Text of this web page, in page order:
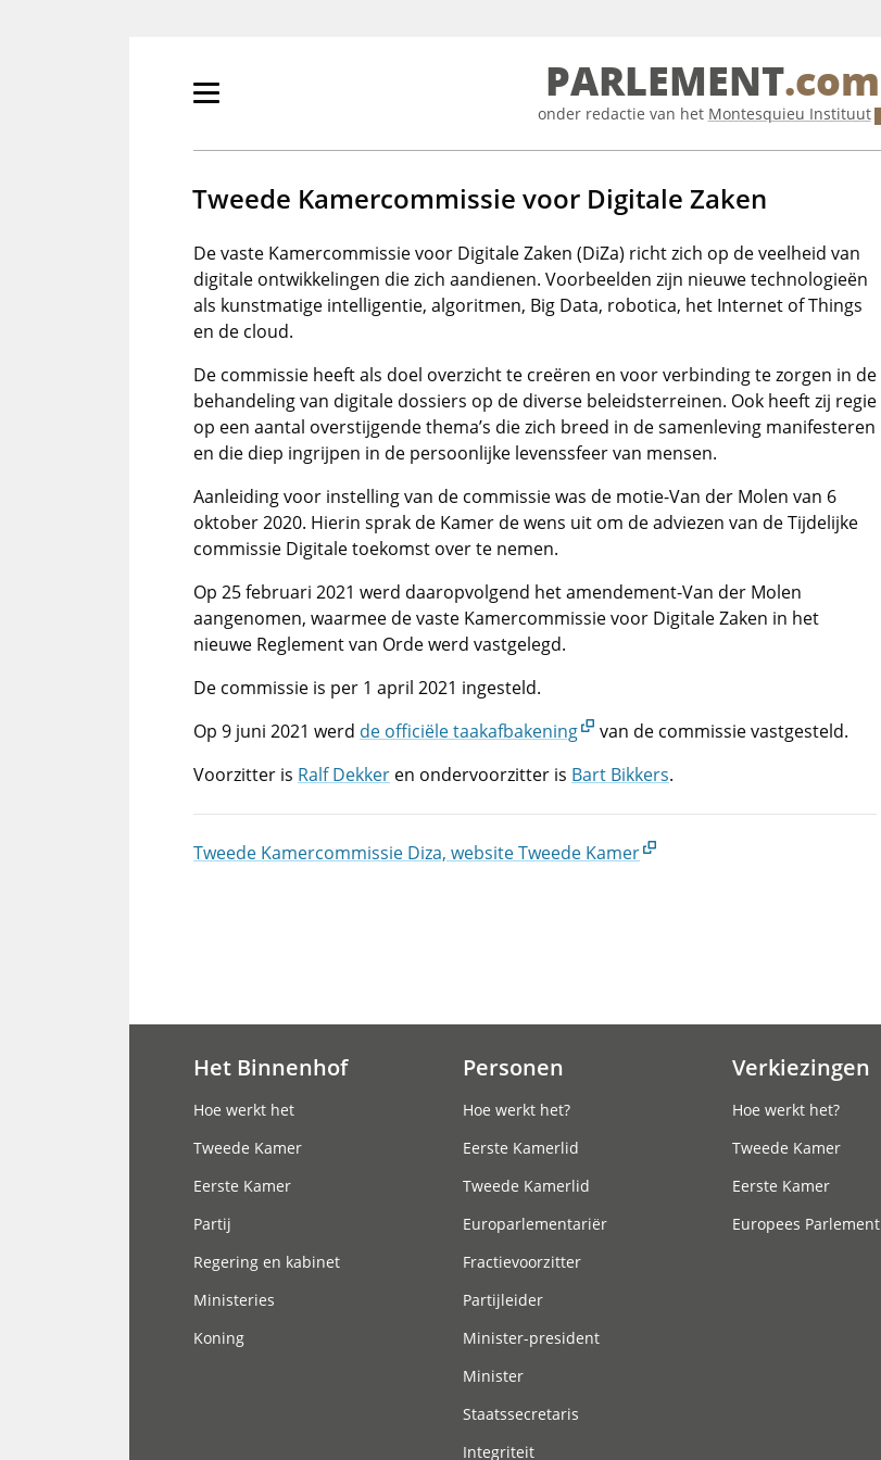
Primair
tonen/verbergen
PARLEMENT.com
onder redactie van het Montesquieu Instituut
Tweede Kamercommissie voor Digitale Zaken
De vaste Kamercommissie voor Digitale Zaken (DiZa) richt zich op de veelheid van
digitale ontwikkelingen die zich aandienen. Voorbeelden zijn nieuwe technologieën
als kunstmatige intelligentie, algoritmen, Big Data, robotica, het Internet of Things
en de cloud.
De commissie heeft als doel overzicht te creëren en voor verbinding te zorgen in de
behandeling van digitale dossiers op de diverse beleidsterreinen. Ook heeft zij regie
op een aantal overstijgende thema’s die zich breed in de samenleving manifesteren
en die diep ingrijpen in de persoonlijke levenssfeer van mensen.
Aanleiding voor instelling van de commissie was de motie-Van der Molen van 6
oktober 2020. Hierin sprak de Kamer de wens uit om de adviezen van de Tijdelijke
commissie Digitale toekomst over te nemen.
Op 25 februari 2021 werd daaropvolgend het amendement-Van der Molen
aangenomen, waarmee de vaste Kamercommissie voor Digitale Zaken in het
nieuwe Reglement van Orde werd vastgelegd.
De commissie is per 1 april 2021 ingesteld.
Op 9 juni 2021 werd de officiële taakafbakening
van de commissie vastgesteld.
Voorzitter is Ralf Dekker en ondervoorzitter is Bart Bikkers.
Tweede Kamercommissie Diza, website Tweede Kamer
Het Binnenhof
Hoe werkt het
Tweede Kamer
Eerste Kamer
Partij
Regering en kabinet
Ministeries
Koning
Personen
Hoe werkt het?
Eerste Kamerlid
Tweede Kamerlid
Europarlementariër
Fractievoorzitter
Partijleider
Minister-president
Minister
Staatssecretaris
Integriteit
Verkiezingen
Hoe werkt het?
Tweede Kamer
Eerste Kamer
Europees Parlement